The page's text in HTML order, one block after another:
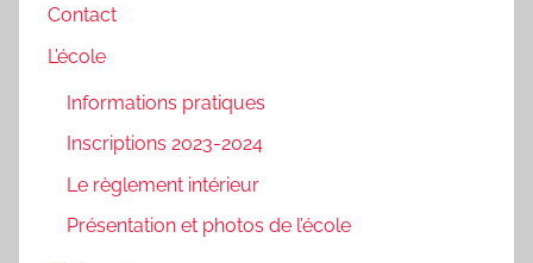
Contact
L’école
Informations pratiques
Inscriptions 2023-2024
Le règlement intérieur
Présentation et photos de l’école